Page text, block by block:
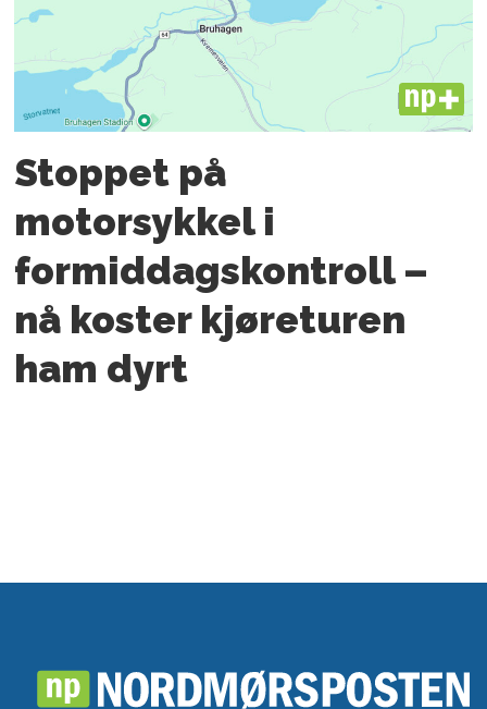
PLUS
Stoppet på
motorsykkel i
formiddagskontroll –
nå koster kjøreturen
ham dyrt